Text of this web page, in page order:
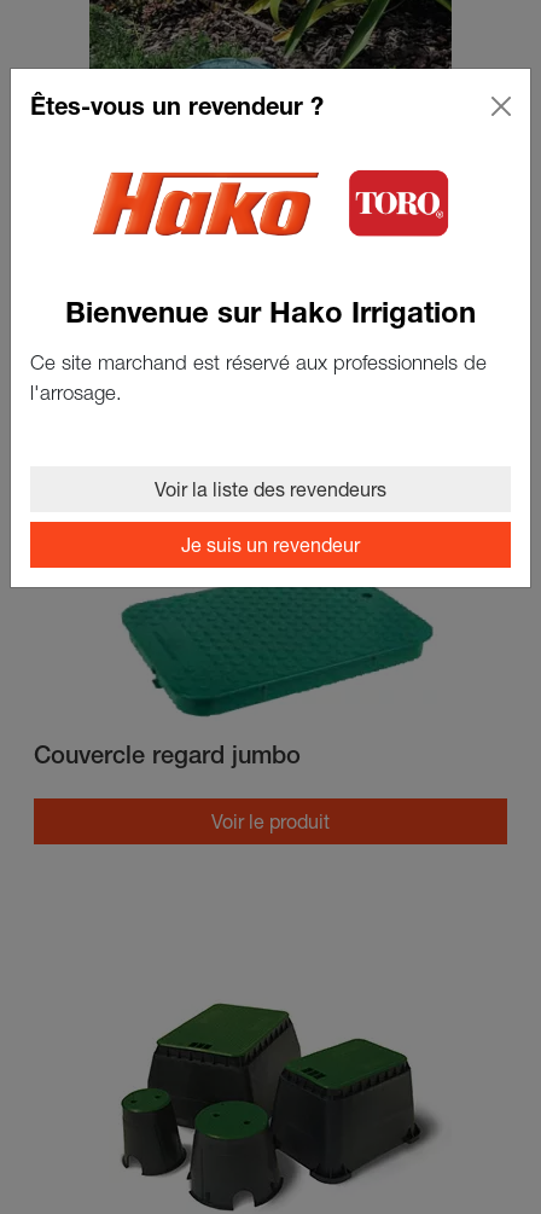
REGARD RECTANGLE 12" PVC
STANDARD
Couvercle regard jumbo
Voir le produit
Êtes-vous un revendeur ?
Bienvenue sur Hako Irrigation
Ce site marchand est réservé aux professionnels de
l'arrosage.
Voir la liste des revendeurs
Je suis un revendeur